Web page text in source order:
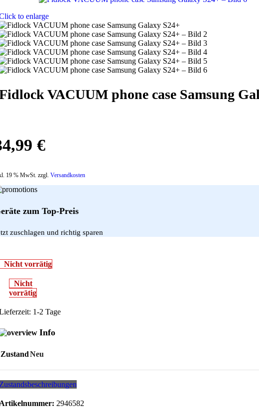
to enlarge
VACUUM phone case Samsung
€
19 % MwSt. zzgl. Versandkosten
zum Top-Preis
zuschlagen und richtig sparen
Nicht vorrätig
Nicht
vorrätig
1-2 Tage
Info
ZustandNeu
2946582